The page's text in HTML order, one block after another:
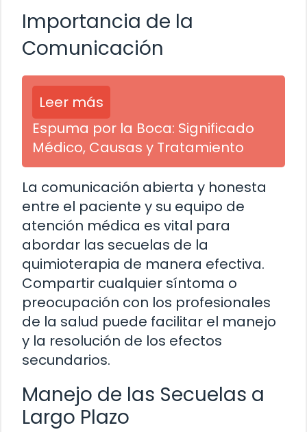
Importancia de la
Comunicación
Leer más
Espuma por la Boca: Significado
Médico, Causas y Tratamiento
La comunicación abierta y honesta
entre el paciente y su equipo de
atención médica es vital para
abordar las secuelas de la
quimioterapia de manera efectiva.
Compartir cualquier síntoma o
preocupación con los profesionales
de la salud puede facilitar el manejo
y la resolución de los efectos
secundarios.
Manejo de las Secuelas a
Largo Plazo